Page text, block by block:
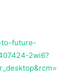
to-future-
2wi6?